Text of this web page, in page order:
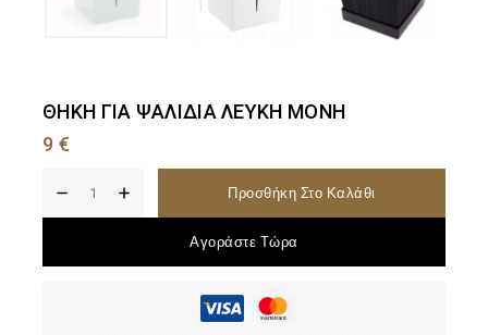
ΘΗΚΗ ΓΙΑ ΨΑΛΙΔΙΑ ΛΕΥΚΗ ΜΟΝΗ
9€
Προσθήκη Στο Καλάθι
Αγοράστε Τώρα